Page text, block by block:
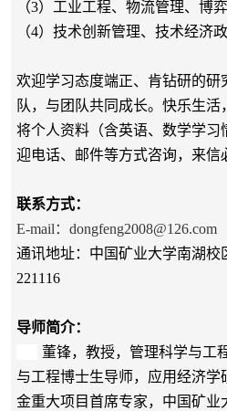
（3）工业工程、物流管理、博
（4）技术创新管理、技术经济
欢迎学习态度端正、肯钻研的研
队，与团队共同成长。快乐生
将个人资料（含英语、数学学习
迎电话、邮件等方式咨询，来信
联系方式：
E-mail： dongfeng2008@126.com
通讯地址：中国矿业大学南湖校
221116
导师简介：
董锋，教授，管理科学与工
与工程博士生导师，应用经济
金重大项目首席专家，中国矿业